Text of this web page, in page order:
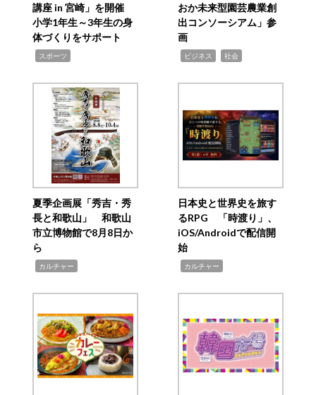
講座 in 宮崎」を開催
小学1年生～3年生の身
体づくりをサポート
スポーツ
おか未来型園芸農業創
出コンソーシアム」参
画
ビジネス 社会
夏季企画展「秀吉・秀
長と和歌山」 和歌山
市立博物館で8月8日か
ら
カルチャー
日本史と世界史を旅す
るRPG 「時渡り」、
iOS/Androidで配信開
始
カルチャー